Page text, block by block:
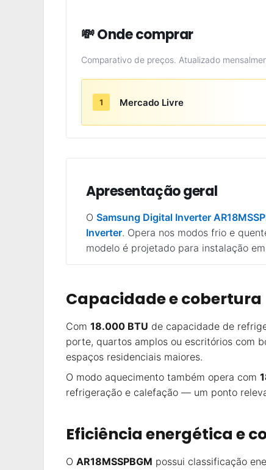
💸 Onde comprar
Comparativo de preços. Atualizado
1 Mercado Livre
Apresentação geral
O Samsung Digital Inverter
Inverter. Opera nos modos frio e
modelo é projetado para instalação
Capacidade e cobertura
Com 18.000 BTU de capacidade de
porte, quartos amplos ou escritórios com
espaços residenciais maiores.
O modo aquecimento também opera com
refrigeração e calefação — um ponto
Eficiência energética e
O AR18MSSPBGM possui classificação